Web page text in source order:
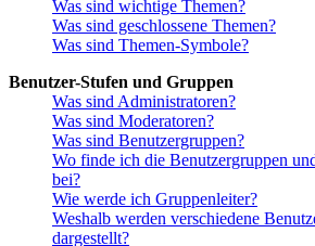
Was sind wichtige Themen?
Was sind geschlossene Themen?
Was sind Themen-Symbole?
Benutzer-Stufen und Gruppen
Was sind Administratoren?
Was sind Moderatoren?
Was sind Benutzergruppen?
Wo finde ich die Benutzergruppen
bei?
Wie werde ich Gruppenleiter?
Weshalb werden verschiedene
dargestellt?